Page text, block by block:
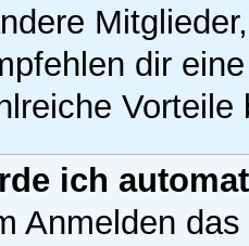
dir
Vorteile
ich
Anmelden